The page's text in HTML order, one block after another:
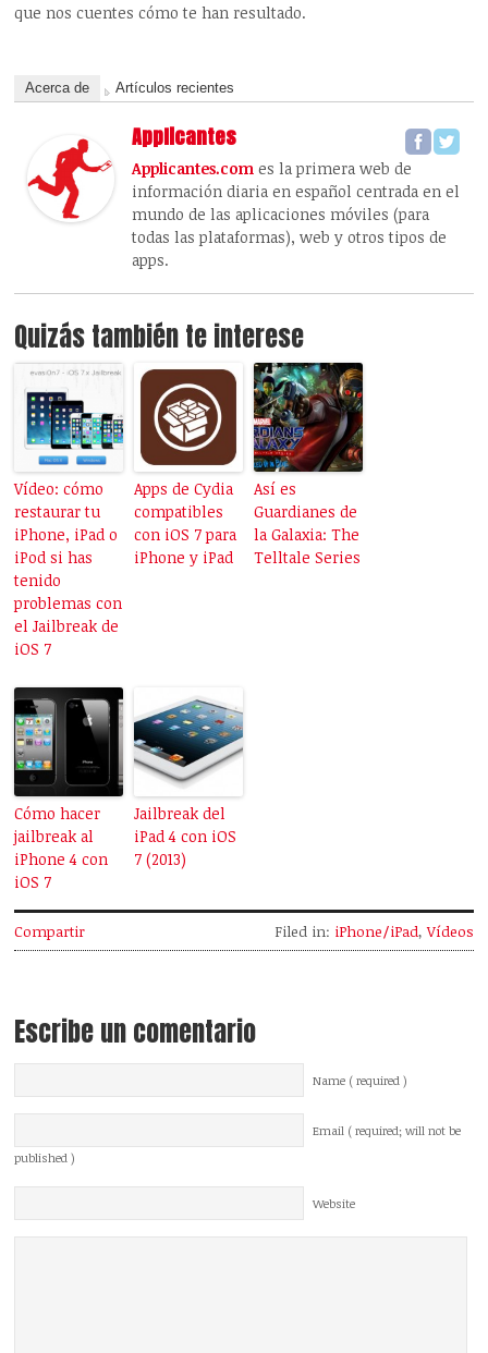
que nos cuentes cómo te han resultado.
Acerca de Artículos recientes
Applicantes
Applicantes.com es la primera web de
información diaria en español centrada en el
mundo de las aplicaciones móviles (para
todas las plataformas), web y otros tipos de
apps.
Quizás también te interese
Vídeo: cómo
restaurar tu
iPhone, iPad o
iPod si has
tenido
problemas con
el Jailbreak de
iOS 7
Apps de Cydia
compatibles
con iOS 7 para
iPhone y iPad
Así es
Guardianes de
la Galaxia: The
Telltale Series
Cómo hacer
jailbreak al
iPhone 4 con
iOS 7
Jailbreak del
iPad 4 con iOS
7 (2013)
Compartir Filed in: iPhone/iPad,Vídeos
Escribe un comentario
Name ( required )
Email ( required; will not be
published )
Website